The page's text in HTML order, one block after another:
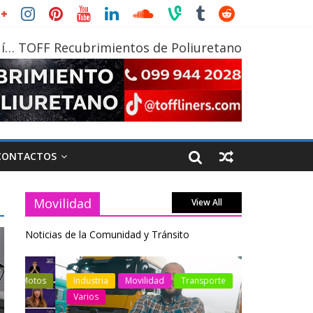
TOFF Recubrimientos de Poliuretano
Movilidad View All
Noticias de la Comunidad y Tránsito
Industria Movilidad
Transporte
Varios